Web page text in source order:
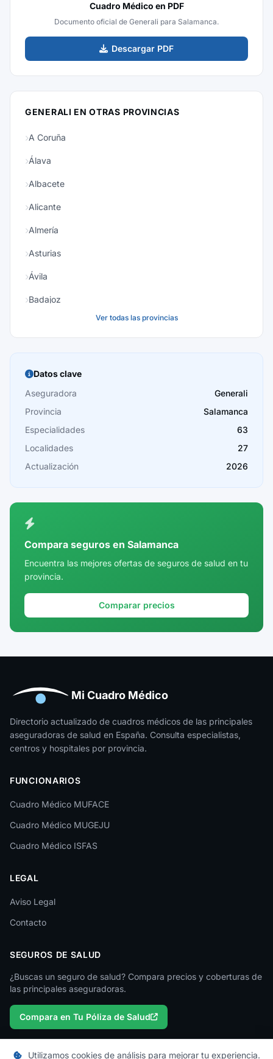
Cuadro Médico en PDF
Documento oficial de Generali para Salamanca.
Descargar PDF
GENERALI EN OTRAS PROVINCIAS
A Coruña
Álava
Albacete
Alicante
Almería
Asturias
Ávila
Badajoz
Burgos
Cáceres
Cádiz
Cantabria
Castellón
Córdoba
Cuenca
Girona
Huesca
Jaén
La Rioja
León
Lleida
Lugo
Málaga
Melilla
Murcia
Palencia
Pontevedra
Salamanca
Ver todas las provincias
Datos clave
Aseguradora
Generali
Provincia
Salamanca
Especialidades
63
Localidades
27
Actualización
2026
Compara seguros en Salamanca
Encuentra las mejores ofertas de seguros de salud en tu
provincia.
Comparar precios
Mi Cuadro Médico
Directorio actualizado de cuadros médicos de las principales
aseguradoras de salud en España. Consulta especialistas,
centros y hospitales por provincia.
FUNCIONARIOS
Cuadro Médico MUFACE
Cuadro Médico MUGEJU
Cuadro Médico ISFAS
LEGAL
Aviso Legal
Contacto
SEGUROS DE SALUD
¿Buscas un seguro de salud? Compara precios y coberturas de
las principales aseguradoras.
Compara en Tu Póliza de Salud
Utilizamos cookies de análisis para mejorar tu experiencia.